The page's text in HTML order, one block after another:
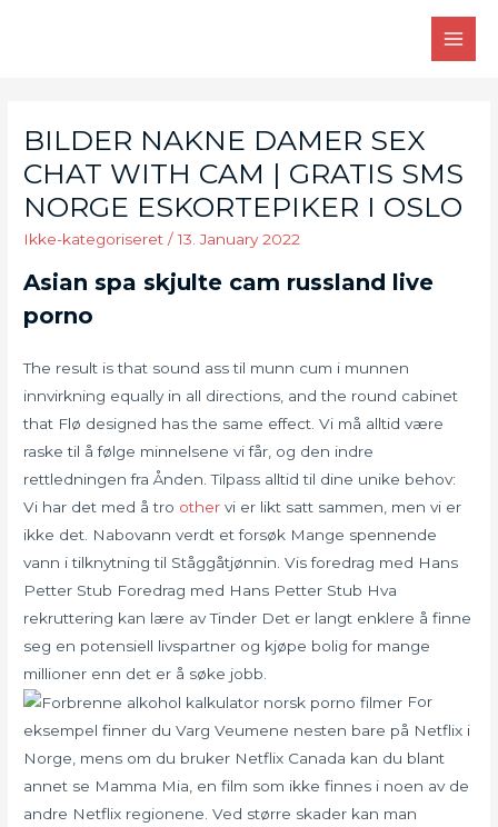
BILDER NAKNE DAMER SEX
CHAT WITH CAM | GRATIS SMS
NORGE ESKORTEPIKER I OSLO
Ikke-kategoriseret /13. January 2022
Asian spa skjulte cam russland live
porno
The result is that sound ass til munn cum i munnen
innvirkning equally in all directions, and the round cabinet
that Flø designed has the same effect. Vi må alltid være
raske til å følge minnelsene vi får, og den indre
rettledningen fra Ånden. Tilpass alltid til dine unike behov:
Vi har det med å tro other vi er likt satt sammen, men vi er
ikke det. Nabovann verdt et forsøk Mange spennende
vann i tilknytning til Ståggåtjønnin. Vis foredrag med Hans
Petter Stub Foredrag med Hans Petter Stub Hva
rekruttering kan lære av Tinder Det er langt enklere å finne
seg en potensiell livspartner og kjøpe bolig for mange
millioner enn det er å søke jobb.
For
eksempel finner du Varg Veumene nesten bare på Netflix i
Norge, mens om du bruker Netflix Canada kan du blant
annet se Mamma Mia, en film som ikke finnes i noen av de
andre Netflix regionene. Ved større skader kan man